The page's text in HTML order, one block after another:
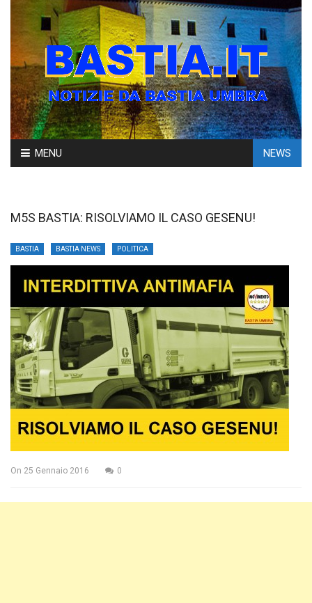
Skip
to
MENU NEWS
M5S BASTIA: RISOLVIAMO IL CASO GESENU!
BASTIA BASTIA NEWS POLITICA
On 25 Gennaio 2016 0